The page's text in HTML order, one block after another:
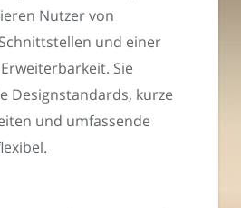
Nutzer von
und einer
Sie
Designstandards, kurze
und umfassende